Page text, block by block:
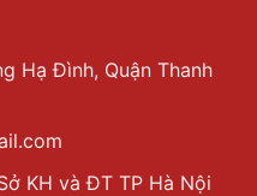
Hạ Đình, Quận Thanh
KH và ĐT TP Hà Nội